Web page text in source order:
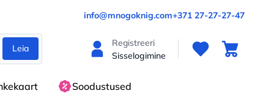
info@mnogoknig.com+371 27-27-27-47
Leia
Registreeri
Sisselogimine
Soodustused